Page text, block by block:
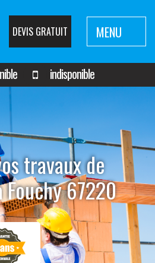
DEVIS GRATUIT MENU
indisponible
travaux de
67220